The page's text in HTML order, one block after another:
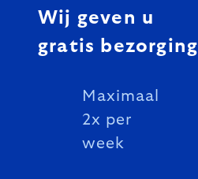
Wij geven u
gratis bezorging
Maximaal
2x per
week